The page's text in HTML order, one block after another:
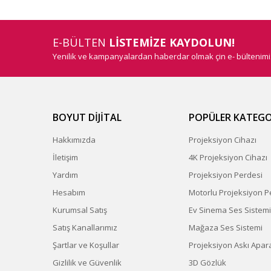
E-BÜLTEN LİSTEMİZE KAYDOLUN!
Yenilik ve kampanyalardan haberdar olmak çin e-
BOYUT DİJİTAL
Hakkımızda
İletişim
Yardım
Hesabım
Kurumsal Satış
Satış Kanallarımız
Şartlar ve Koşullar
Gizlilik ve Güvenlik
POPÜLER
Projeksiyon Cihazı
4K Projeksiyon Cihazı
Projeksiyon Perdesi
Motorlu Projeksiyon
Ev Sinema Ses Sistemi
Mağaza Ses Sistemi
Projeksiyon Askı
3D Gözlük